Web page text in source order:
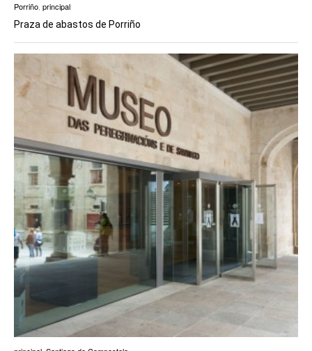
Porriño, principal
Praza de abastos de Porriño